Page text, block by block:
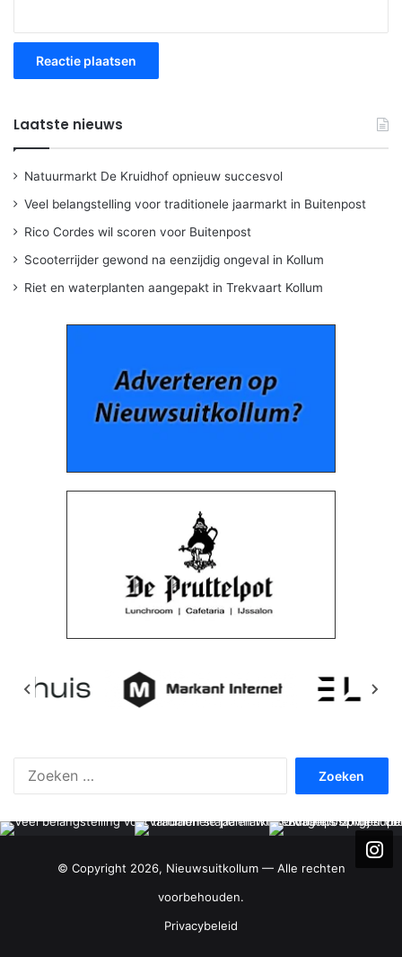
Laatste nieuws
Natuurmarkt De Kruidhof opnieuw succesvol
Veel belangstelling voor traditionele jaarmarkt in Buitenpost
Rico Cordes wil scoren voor Buitenpost
Scooterrijder gewond na eenzijdig ongeval in Kollum
Riet en waterplanten aangepakt in Trekvaart Kollum
© Copyright 2026, Nieuwsuitkollum — Alle rechten
voorbehouden.
Privacybeleid